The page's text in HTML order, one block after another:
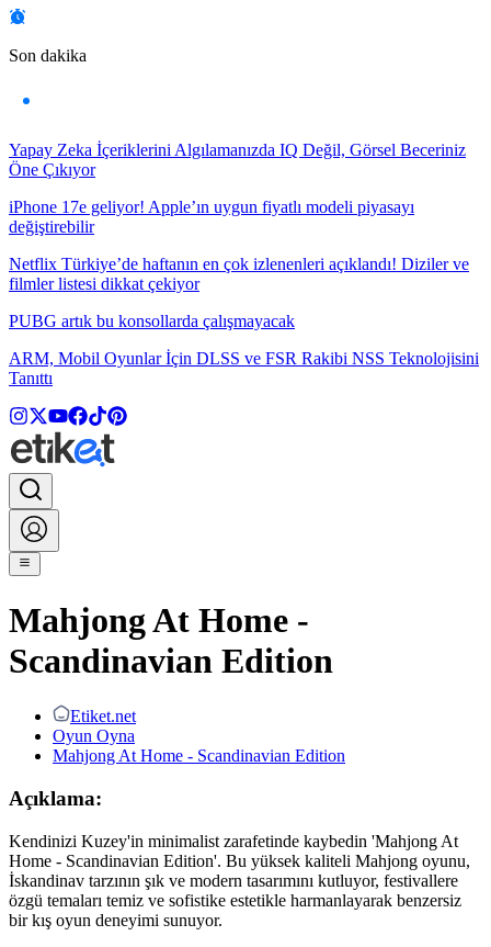
Son dakika
Yapay Zeka İçeriklerini Algılamanızda IQ Değil, Görsel Beceriniz
Öne Çıkıyor
iPhone 17e geliyor! Apple’ın uygun fiyatlı modeli piyasayı
değiştirebilir
Netflix Türkiye’de haftanın en çok izlenenleri açıklandı! Diziler ve
filmler listesi dikkat çekiyor
PUBG artık bu konsollarda çalışmayacak
ARM, Mobil Oyunlar İçin DLSS ve FSR Rakibi NSS Teknolojisini
Tanıttı
Mahjong At Home -
Scandinavian Edition
Etiket.net
Oyun Oyna
Mahjong At Home - Scandinavian Edition
Açıklama:
Kendinizi Kuzey'in minimalist zarafetinde kaybedin 'Mahjong At
Home - Scandinavian Edition'. Bu yüksek kaliteli Mahjong oyunu,
İskandinav tarzının şık ve modern tasarımını kutluyor, festivallere
özgü temaları temiz ve sofistike estetikle harmanlayarak benzersiz
bir kış oyun deneyimi sunuyor.